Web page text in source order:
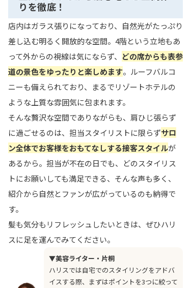
りを徹底！
店内はガラス張りになっており、自然光がたっぷり
差し込む明るく開放的な空間。4階という立地もあ
って外からの視線は気にならず、 どの席からも表参
道の景色をゆったりと楽しめます。ルーフバルコ
ニーも備えられており、まるでリゾートホテルの
ような上質な雰囲気に包まれます。
そんな贅沢な空間でありながらも、肩ひじ張らず
に過ごせるのは、担当スタイリストに限らずサロ
ン全体でお客様をおもてなしする接客スタイルが
あるから。担当が不在の日でも、どのスタイリス
トにお願いしても満足できる、そんな声も多く、
紹介から自然とファンが広がっているのも納得で
す。
髪も気分もリフレッシュしたいときは、ぜひハリ
スに足を運んでみてください。
▼美容ライター・片桐
ハリスでは自宅でのスタイリングをアドバ
イスする際、まずはポイントを3つに絞って